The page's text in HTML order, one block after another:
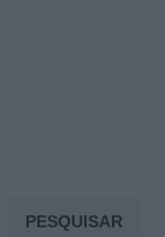
PESQUISAR